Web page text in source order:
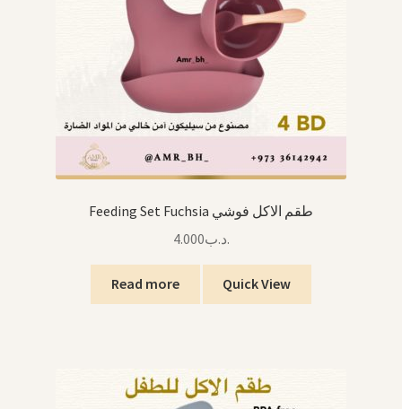
Feeding Set Fuchsia طقم الاكل فوشي
.د.ب4.000
Read more Quick View